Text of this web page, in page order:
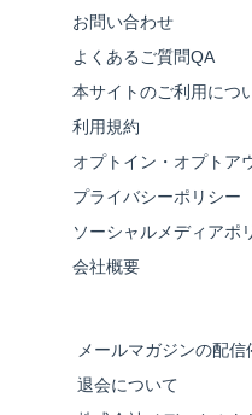
お問い合わせ
よくあるご質問QA
本サイトのご利用につ
利用規約
オプトイン・オプトア
プライバシーポリシー
ソーシャルメディアポ
会社概要
メールマガジンの配
退会について